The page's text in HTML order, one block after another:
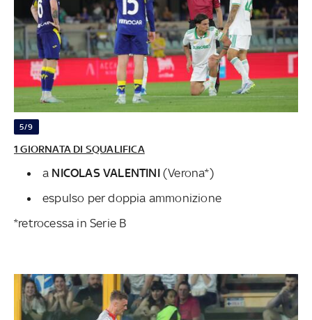
5/9
1 GIORNATA DI SQUALIFICA
a NICOLAS VALENTINI(Verona*)
espulso per doppia ammonizione
*retrocessa in Serie B